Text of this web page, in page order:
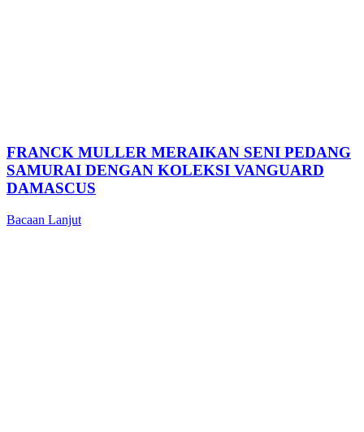
FRANCK MULLER MERAIKAN SENI PEDANG
SAMURAI DENGAN KOLEKSI VANGUARD
DAMASCUS
Bacaan Lanjut